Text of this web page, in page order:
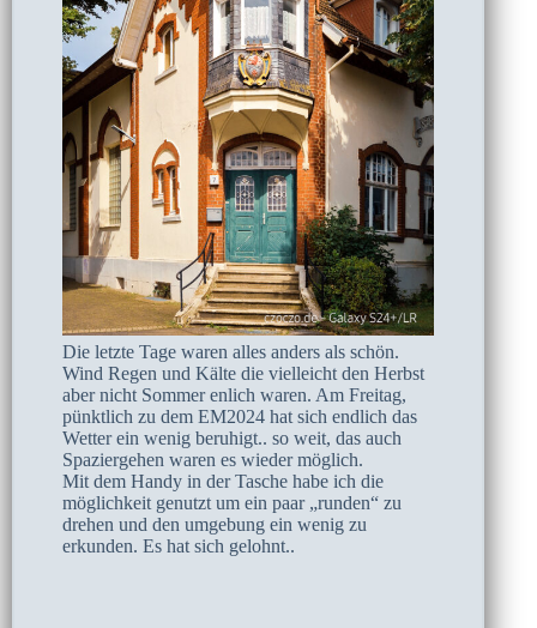
Die letzte Tage waren alles anders als schön.
Wind Regen und Kälte die vielleicht den Herbst
aber nicht Sommer enlich waren. Am Freitag,
pünktlich zu dem EM2024 hat sich endlich das
Wetter ein wenig beruhigt.. so weit, das auch
Spaziergehen waren es wieder möglich.
Mit dem Handy in der Tasche habe ich die
möglichkeit genutzt um ein paar „runden“ zu
drehen und den umgebung ein wenig zu
erkunden. Es hat sich gelohnt..